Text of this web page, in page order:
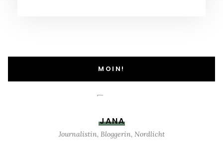
MOIN!
JANA
Journalistin, Bloggerin, Nordlicht